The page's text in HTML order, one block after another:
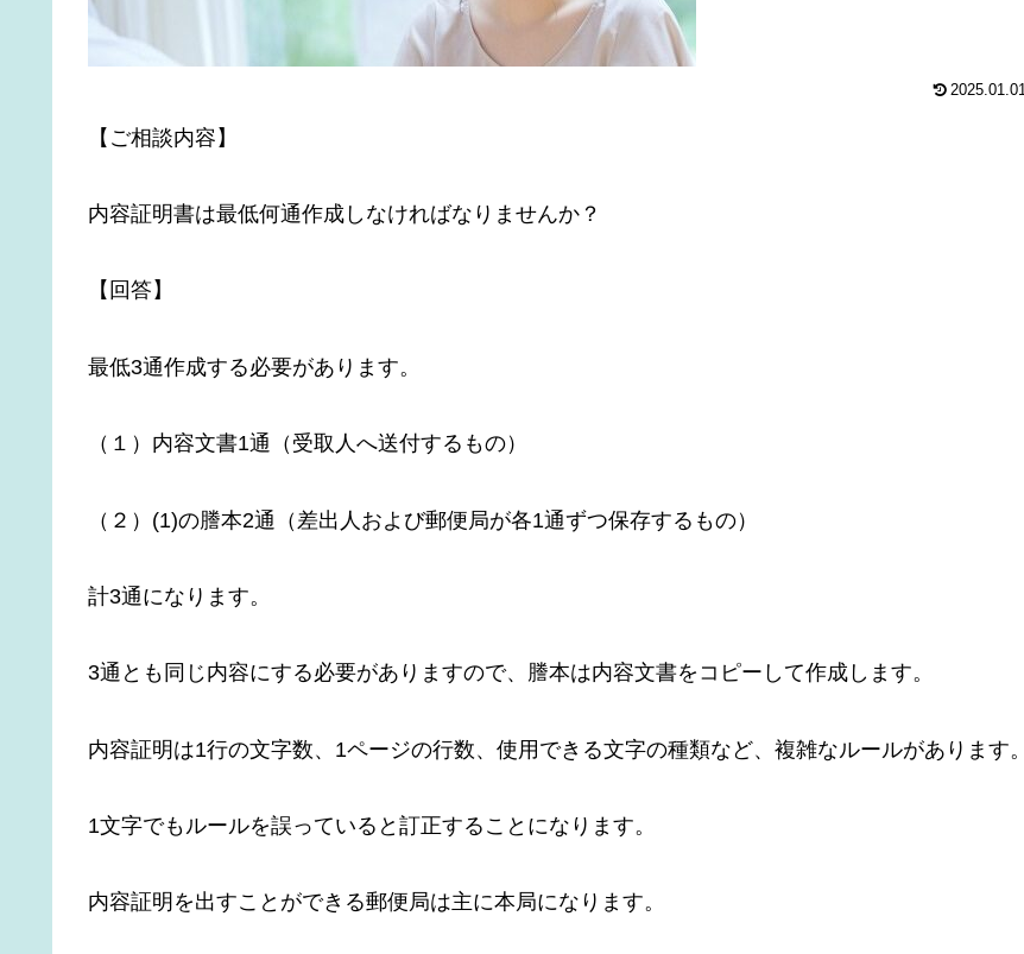
2025.01.01
【ご相談内容】
内容証明書は最低何通作成しなければなりませんか？
【回答】
最低3通作成する必要があります。
（１）内容文書1通（受取人へ送付するもの）
（２）(1)の謄本2通（差出人および郵便局が各1通ずつ保存するもの）
計3通になります。
3通とも同じ内容にする必要がありますので、謄本は内容文書をコピーして作成します。
内容証明は1行の文字数、1ページの行数、使用できる文字の種類など、複雑なルールがあります。
1文字でもルールを誤っていると訂正することになります。
内容証明を出すことができる郵便局は主に本局になります。